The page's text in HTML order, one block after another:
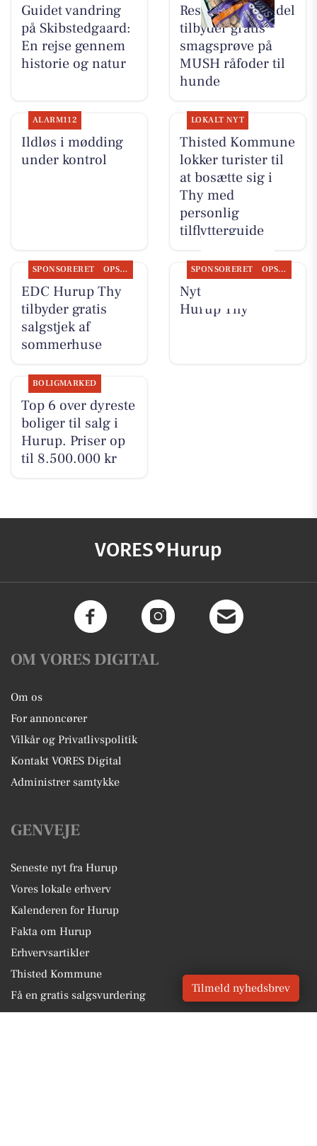
Guidet vandring
på Skibstedgaard:
En rejse gennem
historie og natur
Resen Landhandel
tilbyder gratis
smagsprøve på
MUSH råfoder til
hunde
ALARM112
Ildløs i mødding
under kontrol
LOKALT NYT
Thisted Kommune
lokker turister til
at bosætte sig i
Thy med
personlig
tilflytterguide
SPONSORERET OPSLAGSTAVLEN
EDC Hurup Thy
tilbyder gratis
salgstjek af
sommerhuse
SPONSORERET OPSLAGSTAVLEN
Nyt fra EDC
Hurup Thy
BOLIGMARKED
Top 6 over dyreste
boliger til salg i
Hurup. Priser op
til 8.500.000 kr
VORES Hurup
OM VORES DIGITAL
Om os
For annoncører
Vilkår og Privatlivspolitik
Kontakt VORES Digital
Administrer samtykke
GENVEJE
Seneste nyt fra Hurup
Vores lokale erhverv
Kalenderen for Hurup
Fakta om Hurup
Erhvervsartikler
Thisted Kommune
Få en gratis salgsvurdering
Sponsoreret indhold
Tilmeld nyhedsbrev